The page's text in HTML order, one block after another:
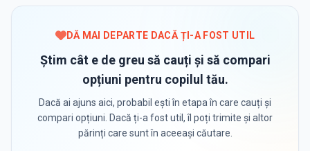
DĂ MAI DEPARTE DACĂ ȚI-A FOST UTIL
Știm cât e de greu să cauți și să compari
opțiuni pentru copilul tău.
Dacă ai ajuns aici, probabil ești în etapa în care cauți și
compari opțiuni. Dacă ți-a fost util, îl poți trimite și altor
părinți care sunt în aceeași căutare.